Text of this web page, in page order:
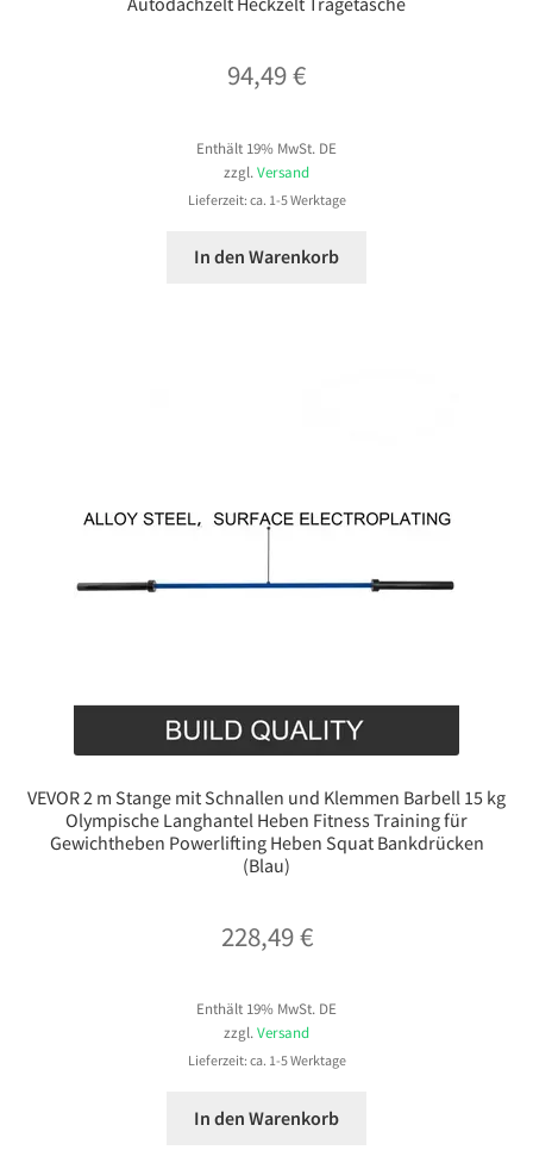
94,49€
Enthält 19% MwSt. DE
zzgl. Versand
Lieferzeit: ca. 1-5 Werktage
In den Warenkorb
VEVOR 2 m Stange mit Schnallen und Klemmen Barbell 15 kg
Olympische Langhantel Heben Fitness Training für
Gewichtheben Powerlifting Heben Squat Bankdrücken
(Blau)
228,49€
Enthält 19% MwSt. DE
zzgl. Versand
Lieferzeit: ca. 1-5 Werktage
In den Warenkorb